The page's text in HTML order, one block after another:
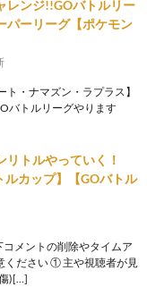
レンジ!!GOバトルリー
ーリーグ【ポケモン
・ナマズン・ラプラス】
バトルリーグやります
トルやっていく！
ルカップ】【GOバトル
メントの削除やタイムア
ください ① 主や視聴者が見
)[…]